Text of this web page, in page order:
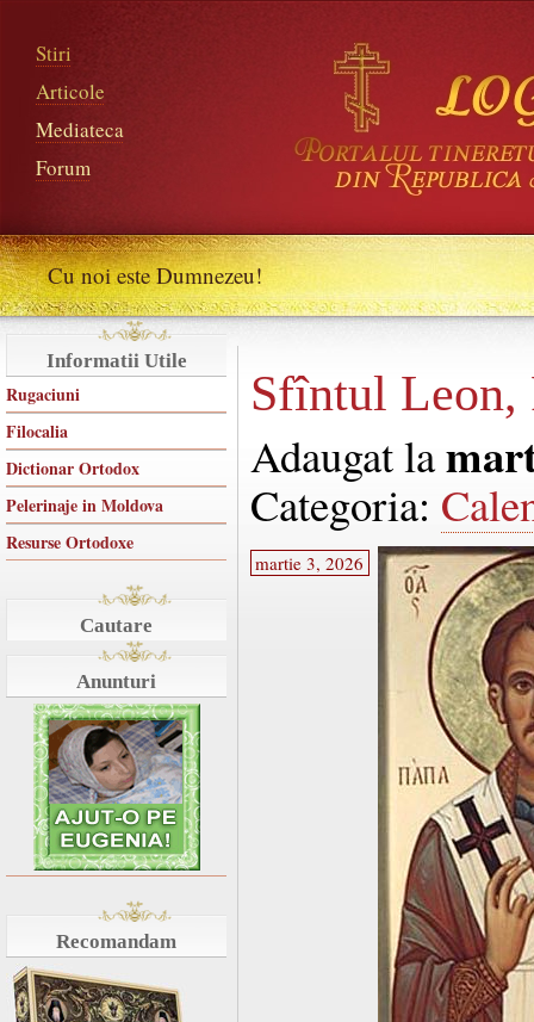
Stiri
Articole
Mediateca
Forum
Cu noi este Dumnezeu!
Informatii Utile
Rugaciuni
Filocalia
Dictionar Ortodox
Pelerinaje in Moldova
Resurse Ortodoxe
Cautare
Anunturi
Recomandam
Sfîntul Leon,
Adaugat la
Categoria:
martie 3, 2026